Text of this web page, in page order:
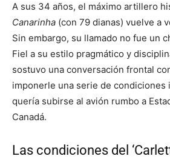
A sus 34 años, el máximo artillero
Canarinha (con 79 dianas) vuelve a
Sin embargo, su llamado no fue un
Fiel a su estilo pragmático y
sostuvo una conversación frontal
imponerle una serie de condiciones
quería subirse al avión rumbo a
Canadá.
Las condiciones del